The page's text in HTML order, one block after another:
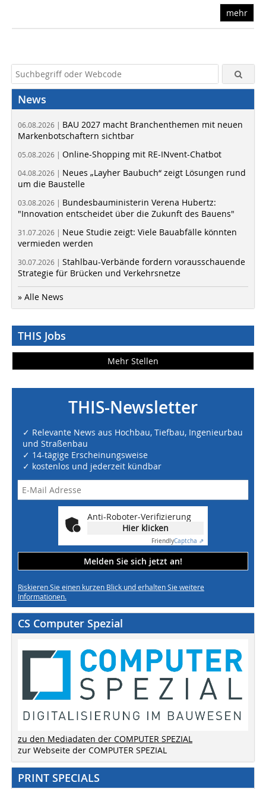
mehr
News
06.08.2026 | BAU 2027 macht Branchenthemen mit neuen
Markenbotschaftern sichtbar
05.08.2026 | Online-Shopping mit RE-INvent-Chatbot
04.08.2026 | Neues „Layher Baubuch“ zeigt Lösungen rund
um die Baustelle
03.08.2026 | Bundesbauministerin Verena Hubertz:
"Innovation entscheidet über die Zukunft des Bauens"
31.07.2026 | Neue Studie zeigt: Viele Bauabfälle könnten
vermieden werden
30.07.2026 | Stahlbau-Verbände fordern vorausschauende
Strategie für Brücken und Verkehrsnetze
» Alle News
THIS Jobs
Mehr Stellen
THIS-Newsletter
✓ Relevante News aus Hochbau, Tiefbau, Ingenieurbau
und Straßenbau
✓ 14-tägige Erscheinungsweise
✓ kostenlos und jederzeit kündbar
Anti-Roboter-Verifizierung
Hier klicken
FriendlyCaptcha ⇗
Melden Sie sich jetzt an!
Riskieren Sie einen kurzen Blick und erhalten Sie weitere
Informationen.
CS Computer Spezial
zu den Mediadaten der COMPUTER SPEZIAL
zur Webseite der COMPUTER SPEZIAL
PRINT SPECIALS